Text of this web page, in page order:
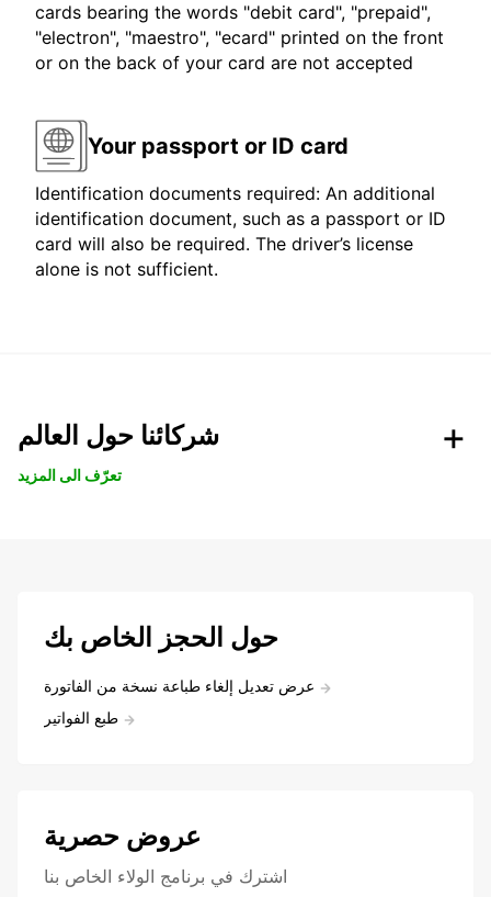
cards bearing the words "debit card", "prepaid",
"electron", "maestro", "ecard" printed on the front
or on the back of your card are not accepted
Your passport or ID card
Identification documents required: An additional
identification document, such as a passport or ID
card will also be required. The driver’s license
alone is not sufficient.
شركائنا حول العالم
تعرّف الى المزيد
حول الحجز الخاص بك
عرض تعديل إلغاء طباعة نسخة من الفاتورة
طبع الفواتير
عروض حصرية
اشترك في برنامج الولاء الخاص بنا